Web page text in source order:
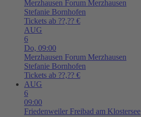
Merzhausen Forum Merzhausen
Stefanie Bornhofen
Tickets ab ??,?? €
AUG
6
Do, 09:00
Merzhausen Forum Merzhausen
Stefanie Bornhofen
Tickets ab ??,?? €
AUG
6
09:00
Friedenweiler Freibad am Klostersee